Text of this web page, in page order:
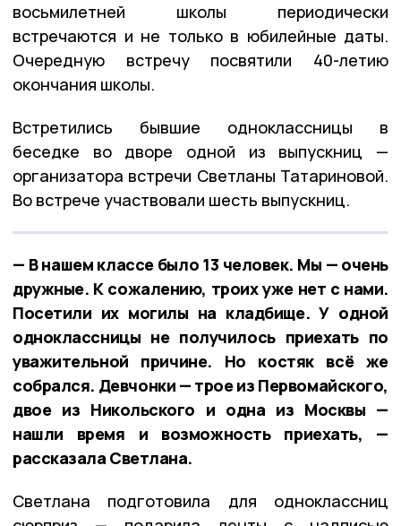
восьмилетней школы периодически
встречаются и не только в юбилейные даты.
Очередную встречу посвятили 40-летию
окончания школы.
Встретились бывшие одноклассницы в
беседке во дворе одной из выпускниц —
организатора встречи Светланы Татариновой.
Во встрече участвовали шесть выпускниц.
— В нашем классе было 13 человек. Мы — очень
дружные. К сожалению, троих уже нет с нами.
Посетили их могилы на кладбище. У одной
одноклассницы не получилось приехать по
уважительной причине. Но костяк всё же
собрался. Девчонки — трое из Первомайского,
двое из Никольского и одна из Москвы —
нашли время и возможность приехать, —
рассказала Светлана.
Светлана подготовила для одноклассниц